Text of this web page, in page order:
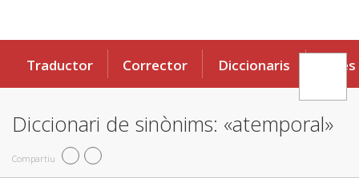
Traductor Corrector Diccionaris Eines
Diccionari de sinònims: «atemporal»
Compartiu